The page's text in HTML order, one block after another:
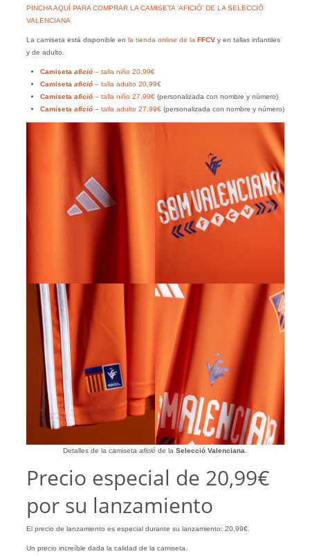
PINCHA AQUÍ PARA COMPRAR LA CAMISETA ‘AFICIÓ’ DE LA SELECCIÓ
VALENCIANA
La camiseta está disponible en la tienda online de la FFCV y en tallas infantiles
y de adulto.
Camiseta afició – talla niño 20,99€
Camiseta afició – talla adulto 20,99€
Camiseta afició– talla niño 27,99€(personalizada con nombre y número)
Camiseta afició – talla adulto 27,99€(personalizada con nombre y número)
Detalles de la camiseta afició de la Selecció Valenciana.
Precio especial de 20,99€
por su lanzamiento
El precio de lanzamiento es especial durante su lanzamiento: 20,99€.
Un precio increíble dada la calidad de la camiseta.